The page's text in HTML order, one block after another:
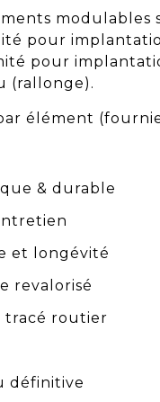
modulables
pour
pour
(rallonge).
élément
& durable
et longévité
revalorisé
tracé routier
définitive